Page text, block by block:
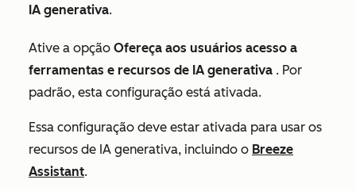
IA generativa.
Ative a opção Ofereça aos usuários acesso a
ferramentas e recursos de IA generativa . Por
padrão, esta configuração está ativada.
Essa configuração deve estar ativada para usar os
recursos de IA generativa, incluindo o Breeze
Assistant.